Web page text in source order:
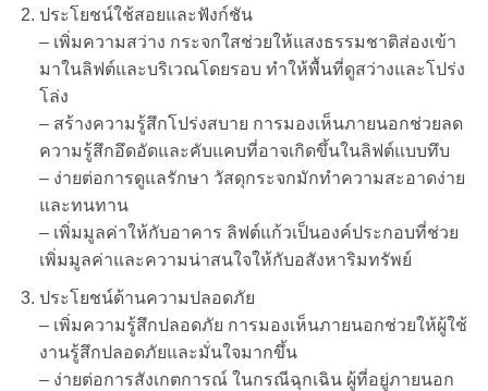
ประโยชน์ใช้สอยและฟังก์ชัน
– เพิ่มความสว่าง กระจกใสช่วยให้แสงธรรมชาติส่องเข้า
มาในลิฟต์และบริเวณโดยรอบ ทำให้พื้นที่ดูสว่างและโปร่ง
โล่ง
– สร้างความรู้สึกโปร่งสบาย การมองเห็นภายนอกช่วยลด
ความรู้สึกอึดอัดและคับแคบที่อาจเกิดขึ้นในลิฟต์แบบทึบ
– ง่ายต่อการดูแลรักษา วัสดุกระจกมักทำความสะอาดง่าย
และทนทาน
– เพิ่มมูลค่าให้กับอาคาร ลิฟต์แก้วเป็นองค์ประกอบที่ช่วย
เพิ่มมูลค่าและความน่าสนใจให้กับอสังหาริมทรัพย์
ประโยชน์ด้านความปลอดภัย
– เพิ่มความรู้สึกปลอดภัย การมองเห็นภายนอกช่วยให้ผู้ใช้
งานรู้สึกปลอดภัยและมั่นใจมากขึ้น
– ง่ายต่อการสังเกตการณ์ ในกรณีฉุกเฉิน ผู้ที่อยู่ภายนอก